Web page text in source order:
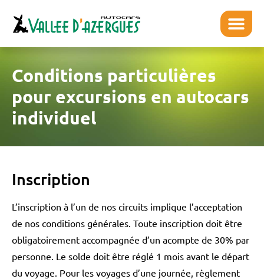
Conditions particulières
pour excursions en autocars
individuel
Inscription
L’inscription à l’un de nos circuits implique l’acceptation
de nos conditions générales. Toute inscription doit être
obligatoirement accompagnée d’un acompte de 30% par
personne. Le solde doit être réglé 1 mois avant le départ
du voyage. Pour les voyages d’une journée, règlement